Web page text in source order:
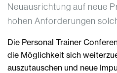
Neuausrichtung auf neue
hohen Anforderungen
Die Personal Trainer
die Möglichkeit sich
auszutauschen und neue